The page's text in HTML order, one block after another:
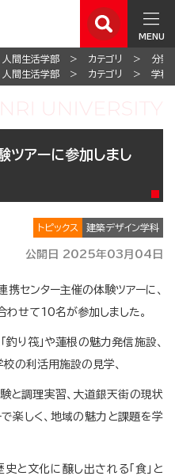
MENU
人間生活学部 カテゴリ
分野
人間生活学部 カテゴリ 学科
ツアーに参加しまし
トピックス 建築デザイン学科
公開日 2025年03月04日
センター主催の体験ツアーに、
せて10名が参加しました。
釣り筏」や蓮根の魅力発信施設、
の利活用施設の見学、
と調理実習、大道銀天街の現状
楽しく、地域の魅力と課題を学
と文化に醸し出される「食」と